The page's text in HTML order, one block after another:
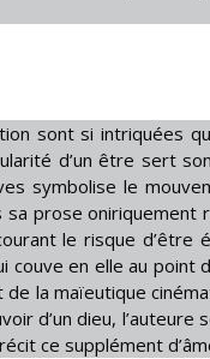
sont si intriquées
d’un être sert
symbolise le
sa prose
le risque d’être
en elle au point
la maïeutique
d’un dieu, l’auteure
ce supplément